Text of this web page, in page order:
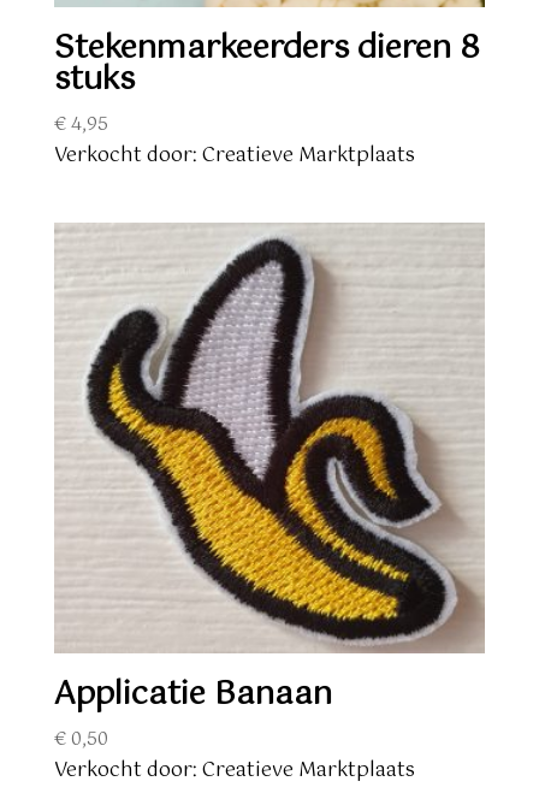
Stekenmarkeerders dieren 8
stuks
€4,95
Verkocht door: Creatieve Marktplaats
Applicatie Banaan
€0,50
Verkocht door: Creatieve Marktplaats